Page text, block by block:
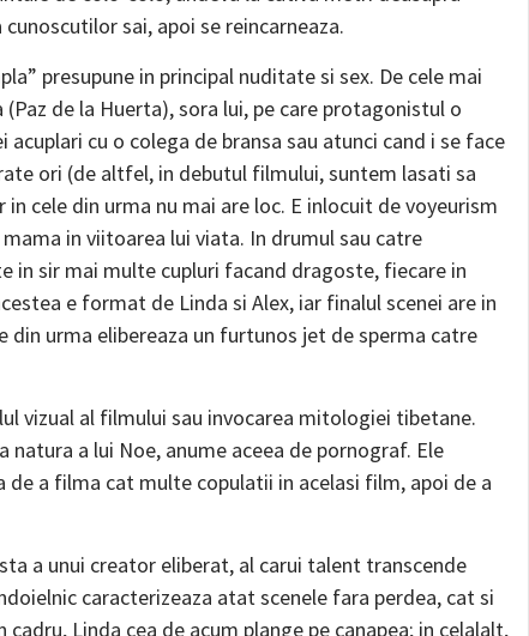
sai, apoi se reincarneaza.
presupune in principal nuditate si sex. De cele mai
de la Huerta), sora lui, pe care protagonistul o
cu o colega de bransa sau atunci cand i se face
ori (de altfel, in debutul filmului, suntem lasati sa
cele din urma nu mai are loc. E inlocuit de voyeurism
in viitoarea lui viata. In drumul sau catre
in sir mai multe cupluri facand dragoste, fiecare in
e format de Linda si Alex, iar finalul scenei are in
din urma elibereaza un furtunos jet de sperma catre
vizual al filmului sau invocarea mitologiei tibetane.
a lui Noe, anume aceea de pornograf. Ele
de a filma cat multe copulatii in acelasi film, apoi de a
a unui creator eliberat, al carui talent transcende
caracterizeaza atat scenele fara perdea, cat si
Linda cea de acum plange pe canapea; in celalalt,